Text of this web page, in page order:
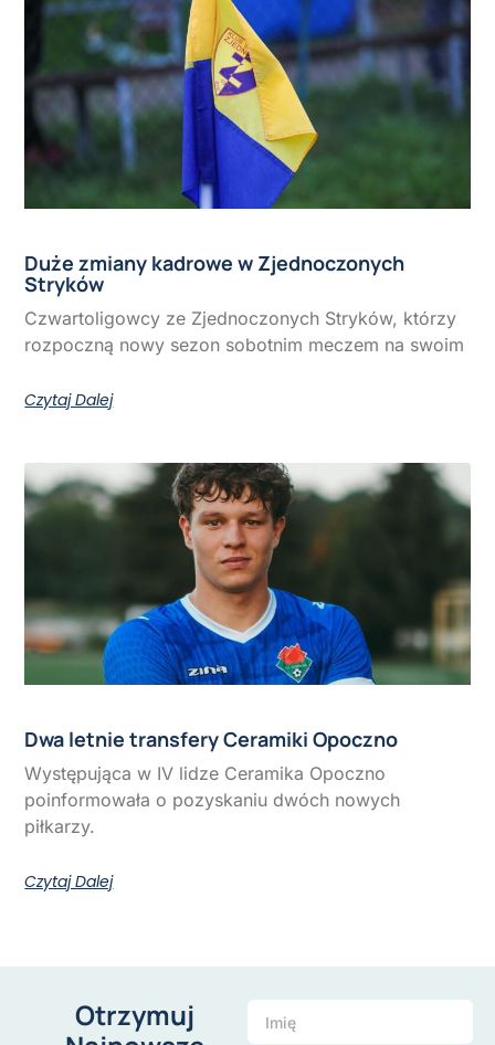
Duże zmiany kadrowe w Zjednoczonych
Stryków
Czwartoligowcy ze Zjednoczonych Stryków, którzy
rozpoczną nowy sezon sobotnim meczem na swoim
Czytaj Dalej
Dwa letnie transfery Ceramiki Opoczno
Występująca w IV lidze Ceramika Opoczno
poinformowała o pozyskaniu dwóch nowych
piłkarzy.
Czytaj Dalej
Otrzymuj